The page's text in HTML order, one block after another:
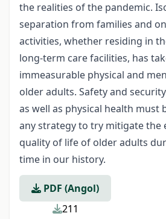
the realities of the pandemic.
separation from families and
activities, whether residing in
long-term care facilities, has
immeasurable physical and
older adults. Safety and
as well as physical health must
any strategy to try mitigate the
quality of life of older adults
time in our history.
PDF (Angol)
211